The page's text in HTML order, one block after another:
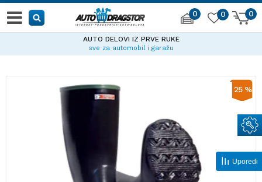
0 0
0
AUTO DELOVI IZ PRVE RUKE
sve za automobil i garažu
25 %
Uporedi